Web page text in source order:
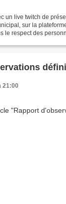
un live twitch de
sur la
le respect des
21:00